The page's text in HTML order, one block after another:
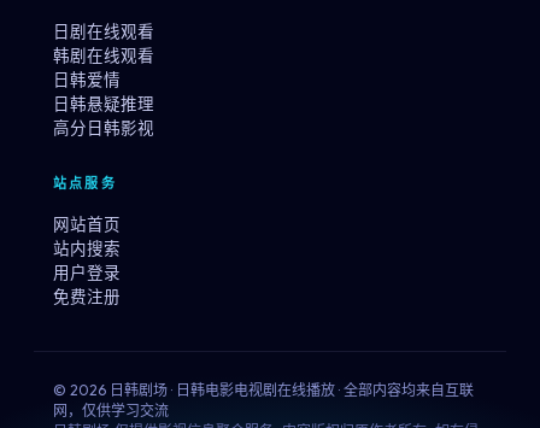
日剧在线观看
韩剧在线观看
日韩爱情
日韩悬疑推理
高分日韩影视
站点服务
网站首页
站内搜索
用户登录
免费注册
© 2026 日韩剧场 · 日韩电影电视剧在线播放 · 全部内容均来自互联
网，仅供学习交流